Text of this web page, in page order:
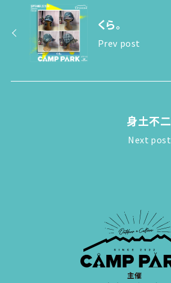
くら。
Prev post
身土不二
Next post
主催